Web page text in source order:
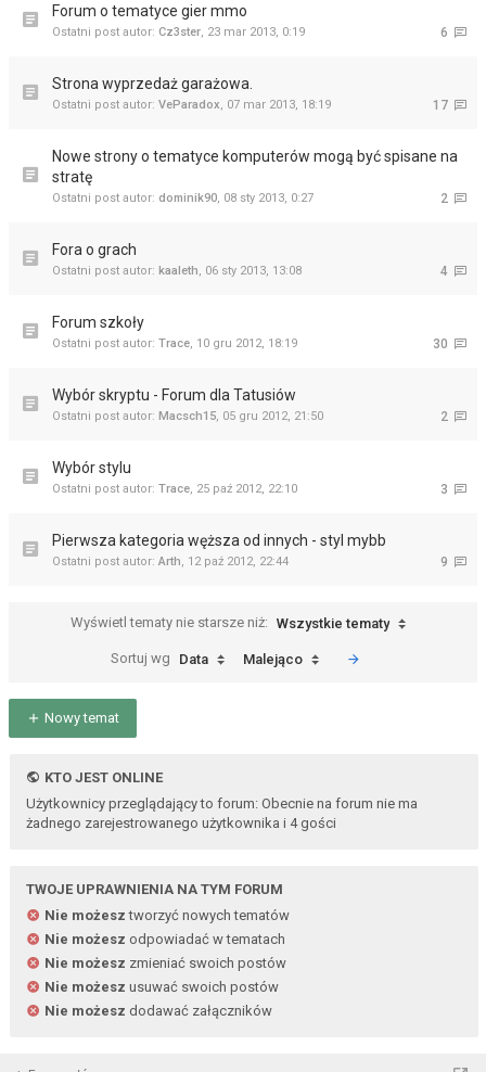
Forum o tematyce gier mmo
6
Ostatni post autor: Cz3ster, 23 mar 2013, 0:19
Strona wyprzedaż garażowa.
17
Ostatni post autor: VeParadox, 07 mar 2013, 18:19
Nowe strony o tematyce komputerów mogą być spisane na
stratę
2
Ostatni post autor: dominik90, 08 sty 2013, 0:27
Fora o grach
4
Ostatni post autor: kaaleth, 06 sty 2013, 13:08
Forum szkoły
30
Ostatni post autor: Trace, 10 gru 2012, 18:19
Wybór skryptu - Forum dla Tatusiów
2
Ostatni post autor: Macsch15, 05 gru 2012, 21:50
Wybór stylu
3
Ostatni post autor: Trace, 25 paź 2012, 22:10
Pierwsza kategoria węższa od innych - styl mybb
9
Ostatni post autor: Arth, 12 paź 2012, 22:44
Wyświetl tematy nie starsze niż: Wszystkie tematy
Sortuj wg Data Malejąco
Nowy temat
KTO JEST ONLINE
Użytkownicy przeglądający to forum: Obecnie na forum nie ma
żadnego zarejestrowanego użytkownika i 4 gości
TWOJE UPRAWNIENIA NA TYM FORUM
Nie możesz tworzyć nowych tematów
Nie możesz odpowiadać w tematach
Nie możesz zmieniać swoich postów
Nie możesz usuwać swoich postów
Nie możesz dodawać załączników